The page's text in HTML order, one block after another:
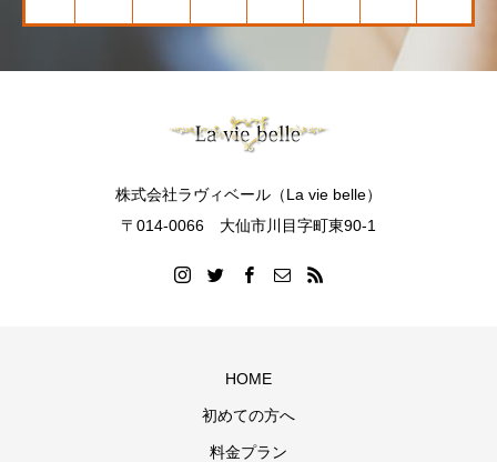
株式会社ラヴィベール（La vie belle）
〒014-0066 大仙市川目字町東90-1
HOME
初めての方へ
料金プラン